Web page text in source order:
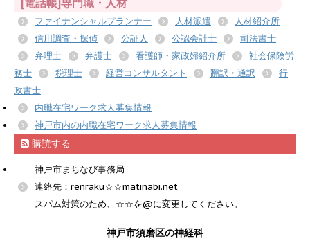
[電話帳]専門職・人材
ファイナンシャルプランナー 人材派遣
人材紹介所
信用調査・探偵
公証人 公認会計士
司法書士
弁理士
弁護士 看護師・家政婦紹介所
社会保険労
務士
税理士 経営コンサルタント 翻訳・通訳
行
政書士
内職在宅ワーク求人募集情報
神戸市内の内職在宅ワーク求人募集情報
購読する
神戸市まちなび事務局
連絡先：renraku☆☆matinabi.net
スパム対策のため、☆☆を@に変更してください。
神戸市須磨区の神経科